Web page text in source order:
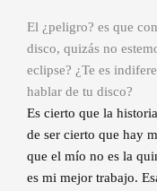
El ¿peligro? es que
disco, quizás no
eclipse? ¿Te es
hablar de tu disco?
Es cierto que la
de ser cierto que hay
que el mío no es la
es mi mejor trabajo.